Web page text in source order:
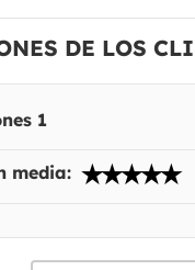
DE LOS
1
media: